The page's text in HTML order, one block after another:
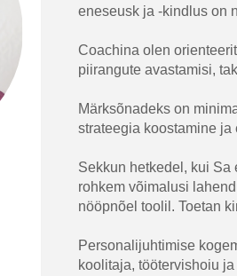
eneseusk ja -kindlus on
Coachina olen
piirangute avastamisi,
Märksõnadeks on
strateegia koostamine ja
Sekkun hetkedel, kui Sa
rohkem võimalusi
nööpnõel toolil. Toetan
Personalijuhtimise
koolitaja, töötervishoiu